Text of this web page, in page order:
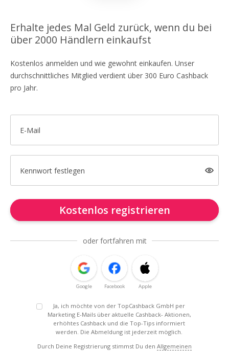
Erhalte jedes Mal Geld zurück, wenn du bei
über 2000 Händlern einkaufst
Kostenlos anmelden und wie gewohnt einkaufen. Unser
durchschnittliches Mitglied verdient über 300 Euro Cashback
pro Jahr.
E-Mail
Kennwort festlegen
Kostenlos registrieren
oder fortfahren mit
Google Facebook Apple
Ja, ich möchte von der TopCashback GmbH per
Marketing E-Mails über aktuelle Cashback- Aktionen,
erhöhtes Cashback und die Top-Tips informiert
werden. Die Abmeldung ist jederzeit möglich.
Durch Deine Registrierung stimmst Du den Allgemeinen